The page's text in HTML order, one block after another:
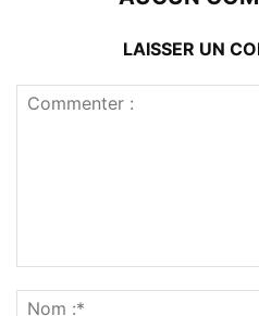
LAISSER UN